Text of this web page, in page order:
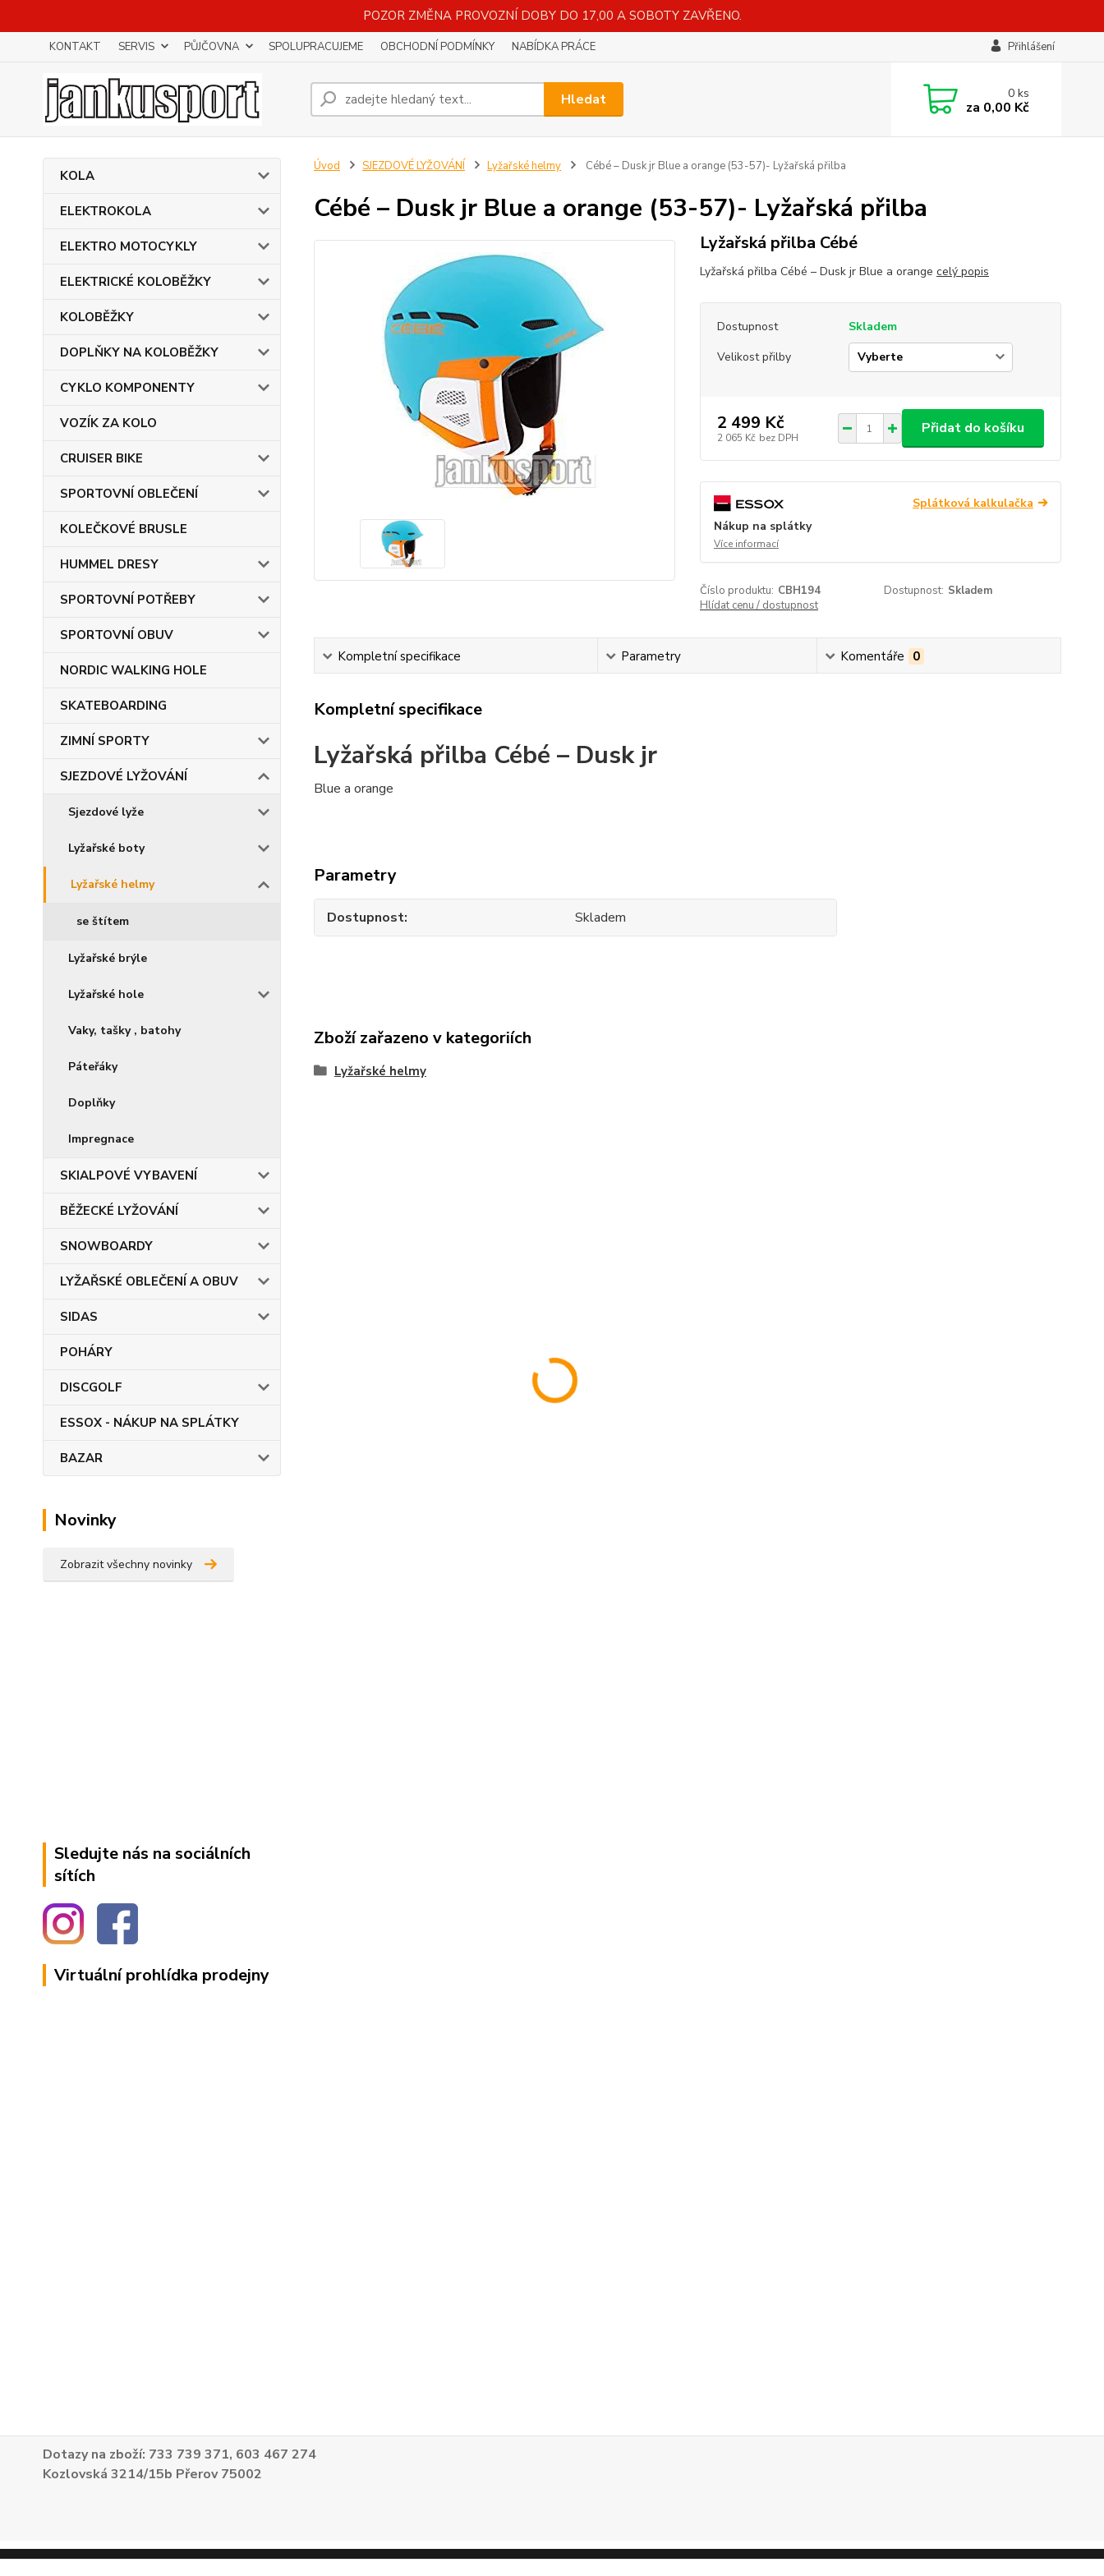
POZOR ZMĚNA PROVOZNÍ DOBY DO 17,00 A SOBOTY ZAVŘENO.
KONTAKT SERVIS PŮJČOVNA SPOLUPRACUJEME OBCHODNÍ PODMÍNKY NABÍDKA PRÁCE Přihlášení
Hledat 0ks
za 0,00 Kč
KOLA
ELEKTROKOLA
ELEKTRO MOTOCYKLY
ELEKTRICKÉ KOLOBĚŽKY
KOLOBĚŽKY
DOPLŇKY NA KOLOBĚŽKY
CYKLO KOMPONENTY
VOZÍK ZA KOLO
CRUISER BIKE
SPORTOVNÍ OBLEČENÍ
KOLEČKOVÉ BRUSLE
HUMMEL DRESY
SPORTOVNÍ POTŘEBY
SPORTOVNÍ OBUV
NORDIC WALKING HOLE
SKATEBOARDING
ZIMNÍ SPORTY
SJEZDOVÉ LYŽOVÁNÍ
Sjezdové lyže
Lyžařské boty
Lyžařské helmy
se štítem
Lyžařské brýle
Lyžařské hole
Vaky, tašky , batohy
Páteřáky
Doplňky
Impregnace
SKIALPOVÉ VYBAVENÍ
BĚŽECKÉ LYŽOVÁNÍ
SNOWBOARDY
LYŽAŘSKÉ OBLEČENÍ A OBUV
SIDAS
POHÁRY
DISCGOLF
ESSOX - NÁKUP NA SPLÁTKY
BAZAR
Novinky
Zobrazit všechny novinky
Sledujte nás na sociálních
sítích
Virtuální prohlídka prodejny
Úvod SJEZDOVÉ LYŽOVÁNÍ Lyžařské helmy Cébé – Dusk jr Blue a orange (53-57)- Lyžařská přilba
Cébé – Dusk jr Blue a orange (53-57)- Lyžařská přilba
Lyžařská přilba Cébé
Lyžařská přilba Cébé – Dusk jr Blue a orange celý popis
Dostupnost
Skladem
Velikost přilby
2 499 Kč
2 065 Kč bez DPH
Přidat do košíku
Splátková kalkulačka
Nákup na splátky
Více informací
Číslo produktu: CBH194 Dostupnost: Skladem
Hlídat cenu / dostupnost
Kompletní specifikace Parametry Komentáře 0
Kompletní specifikace
Lyžařská přilba Cébé – Dusk jr
Blue a orange
Parametry
Dostupnost Skladem
Zboží zařazeno v kategoriích
Lyžařské helmy
Dotazy na zboží: 733 739 371, 603 467 274
Kozlovská 3214/15b Přerov 75002